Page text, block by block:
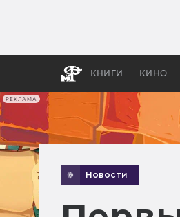
РЕКЛАМА
КНИГИ КИНО
Новости